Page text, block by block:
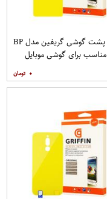
محافظ پشت گوشی گریفین مدل BP
GN pl مناسب برای گوشی موبایل
۰